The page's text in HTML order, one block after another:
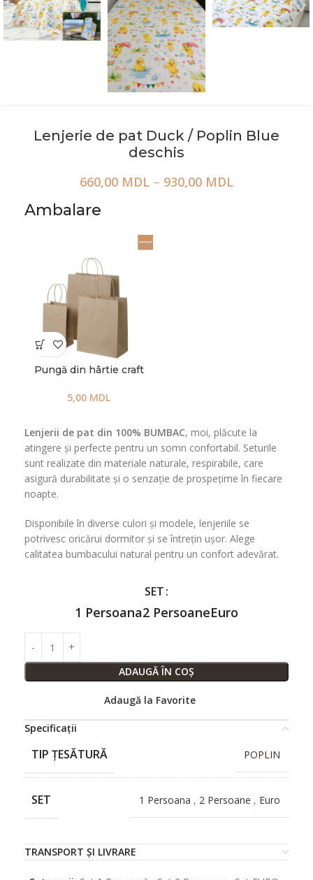
Lenjerie de pat Duck / Poplin Blue
deschis
660,00 MDL – 930,00 MDL
Ambalare
Pungă din hârtie craft
5,00 MDL
Lenjerii de pat din 100% BUMBAC, moi, plăcute la
atingere și perfecte pentru un somn confortabil. Seturile
sunt realizate din materiale naturale, respirabile, care
asigură durabilitate și o senzație de prospețime în fiecare
noapte.
Disponibile în diverse culori și modele, lenjeriile se
potrivesc oricărui dormitor și se întrețin ușor. Alege
calitatea bumbacului natural pentru un confort adevărat.
SET
1 Persoana2 PersoaneEuro
ADAUGĂ ÎN COȘ
Adaugă la Favorite
Specificații
TIP ȚESĂTURĂ POPLIN
SET 1 Persoana , 2 Persoane , Euro
TRANSPORT ȘI LIVRARE